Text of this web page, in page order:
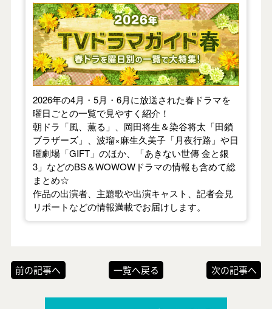
【2026年春】TVドラマガイド
2026年の4月・5月・6月に放送された春ドラマを
曜日ごとの一覧で見やすく紹介！
朝ドラ「風、薫る」、岡田将生＆染谷将太「田鎖
ブラザーズ」、波瑠×麻生久美子「月夜行路」や日
曜劇場「GIFT」のほか、「あきない世傳 金と銀
3」などのBS＆WOWOWドラマの情報も含めて総
まとめ☆
作品の出演者、主題歌や出演キャスト、記者会見
リポートなどの情報満載でお届けします。
前の記事へ 一覧へ戻る 次の記事へ